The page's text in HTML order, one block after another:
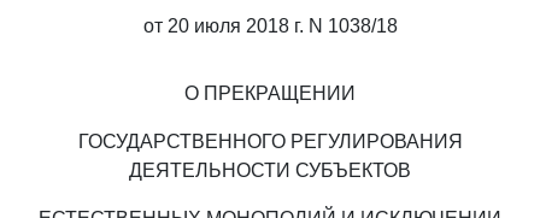
от 20 июля 2018 г. N 1038/18
О ПРЕКРАЩЕНИИ
ГОСУДАРСТВЕННОГО РЕГУЛИРОВАНИЯ
ДЕЯТЕЛЬНОСТИ СУБЪЕКТОВ